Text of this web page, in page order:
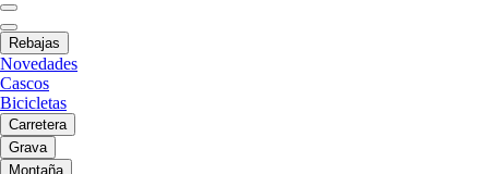
Rebajas
Novedades
Cascos
Bicicletas
Carretera
Grava
Montaña